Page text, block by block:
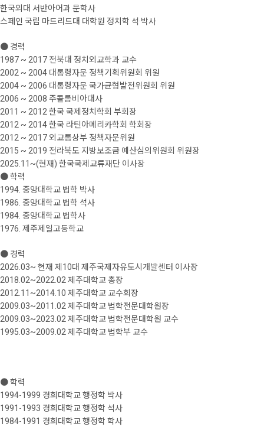
한국외대 서반아어과 문학사
스페인 국립 마드리드대 대학원 정치학 석·박사
● 경력
1987 ~ 2017 전북대 정치외교학과 교수
2002 ~ 2004 대통령자문 정책기획위원회 위원
2004 ~ 2006 대통령자문 국가균형발전위원회 위원
2006 ~ 2008 주콜롬비아대사
2011 ~ 2012 한국 국제정치학회 부회장
2012 ~ 2014 한국 라틴아메리카학회 학회장
2012 ~ 2017 외교통상부 정책자문위원
2015 ~ 2019 전라북도 지방보조금 예산심의위원회 위원장
2025.11~(현재) 한국국제교류재단 이사장
● 학력
1994. 중앙대학교 법학 박사
1986. 중앙대학교 법학 석사
1984. 중앙대학교 법학사
1976. 제주제일고등학교
● 경력
2026.03~ 현재 제10대 제주국제자유도시개발센터 이사장
2018.02~2022.02 제주대학교 총장
2012.11~2014.10 제주대학교 교수회장
2009.03~2011.02 제주대학교 법학전문대학원장
2009.03~2023.02 제주대학교 법학전문대학원 교수
1995.03~2009.02 제주대학교 법학부 교수
● 학력
1994-1999 경희대학교 행정학 박사
1991-1993 경희대학교 행정학 석사
1984-1991 경희대학교 행정학 학사